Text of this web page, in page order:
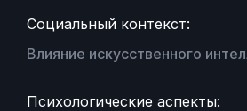
Социальный контекст:
Влияние искусственного
Психологические аспекты: